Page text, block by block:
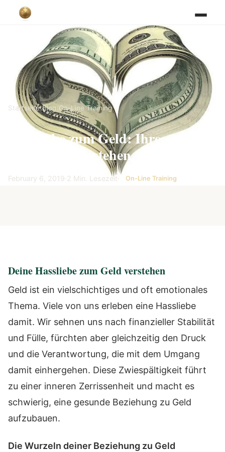
Startseite/Blog/On-Line Training
Hassliebe zum Geld: Ihre
Beziehung verstehen
February 6, 2019·2 Min. Lesezeit· On-Line Training
Deine Hassliebe zum Geld verstehen
Geld ist ein vielschichtiges und oft emotionales
Thema. Viele von uns erleben eine Hassliebe
damit. Wir sehnen uns nach finanzieller Stabilität
und Fülle, fürchten aber gleichzeitig den Druck
und die Verantwortung, die mit dem Umgang
damit einhergehen. Diese Zwiespältigkeit führt
zu einer inneren Zerrissenheit und macht es
schwierig, eine gesunde Beziehung zu Geld
aufzubauen.
Die Wurzeln deiner Beziehung zu Geld